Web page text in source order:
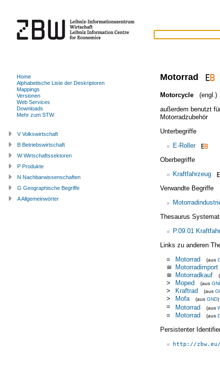
Motorrad
Motorcycle
(engl.)
außerdem benutzt
Motorradzubehör
Unterbegriffe
E-Roller
Oberbegriffe
Kraftfahrzeug
Verwandte Begriffe
Thesaurus
P.09.01
Links zu anderen
=
Motorrad (aus
≅ Motorradimport
≅ Motorradkauf
> Moped (aus
> Kraftrad (aus
> Mofa (aus GND)
= Motorrad (aus
= Motorrad (aus
Persistenter
http://
Home
Alphabetische Liste der Deskriptoren
Mappings
Versionen
Web Services
Downloads
Mehr zum STW
V Volkswirtschaft
B Betriebswirtschaft
W Wirtschaftssektoren
P Produkte
N Nachbarwissenschaften
G Geographische Begriffe
A Allgemeinwörter